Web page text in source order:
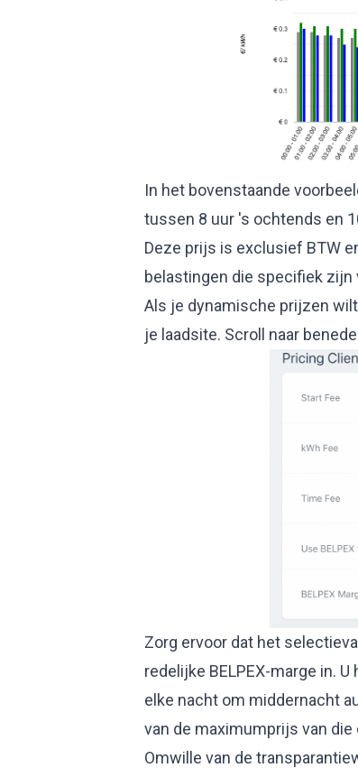
In het bovenstaande
tussen 8 uur 's ochtends en
Deze prijs is exclusief BTW
belastingen die specifiek zijn
Als je dynamische prijzen
je laadsite. Scroll naar
Zorg ervoor dat het
redelijke BELPEX-marge in.
elke nacht om middernacht
van de maximumprijs van die
Omwille van de